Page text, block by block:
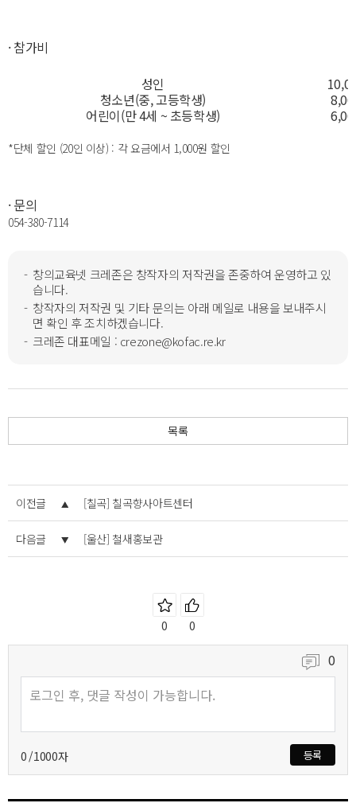
· 참가비
성인
청소년(중, 고등학생)
어린이(만 4세 ~ 초등학생)
*단체 할인 (20인 이상) : 각 요금에서 1,000원 할인
·문의
054-380-7114
창의교육넷 크레존은 창작자의 저작권을 존중하여 운영하고 있
습니다.
창작자의 저작권 및 기타 문의는 아래 메일로 내용을 보내주시
면 확인 후 조치하겠습니다.
크레존 대표메일 : crezone@kofac.re.kr
목록
이전글 [칠곡] 칠곡향사아트센터
다음글 [울산] 철새홍보관
즐겨찾기
0 좋아요
0
0
0 /1000자 등록